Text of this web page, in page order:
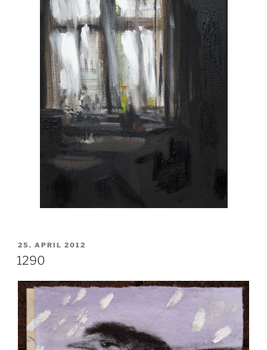
VERÖFFENTLICHT
AM
25. APRIL 2012
1290